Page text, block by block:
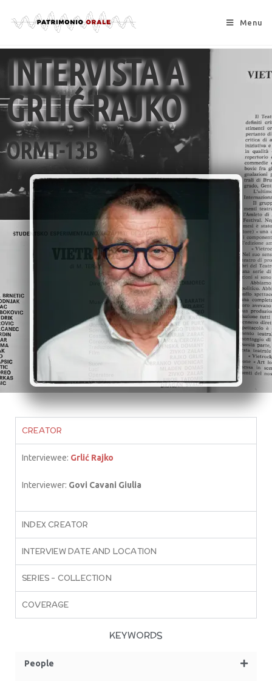
Menu
INTERVISTA A
GRLIĆ RAJKO
ORMT-13B
CREATOR
Interviewee: Grlić Rajko
Interviewer: Govi Cavani Giulia
INDEX CREATOR
INTERVIEW DATE AND LOCATION
SERIES – COLLECTION
COVERAGE
KEYWORDS
People